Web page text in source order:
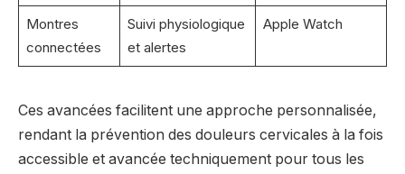
Montres
connectées
Suivi physiologique
et alertes
Apple Watch
Ces avancées facilitent une approche personnalisée,
rendant la prévention des douleurs cervicales à la fois
accessible et avancée techniquement pour tous les